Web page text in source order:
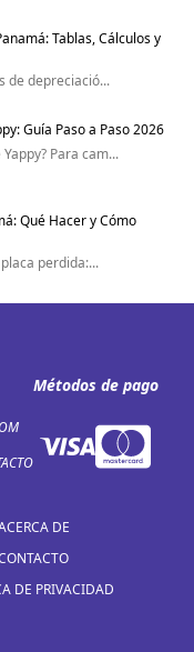
Tablas, Cálculos y
de depreciació...
Guía Paso a Paso 2026
Para cam...
Qué Hacer y Cómo
perdida:...
Métodos de pago
DE
DE PRIVACIDAD